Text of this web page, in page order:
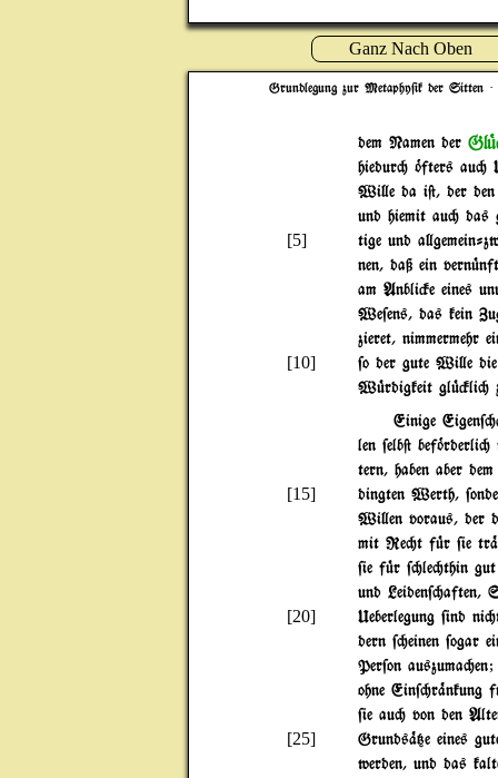
Ganz Nach Oben
Grundlegung zur Metaphy$ik der Sitten·
dem Namen der
hiedur" ~fters au"
Wi}e da i@, der
und hiemit au" das
[5]
tige und a}gemein-
nen, daß ein
am Anbli#e eines
We$ens, das kein
zieret, nimmermehr
[10]
$o der gute Wi}e
W|rdigkeit gl|#li"
Einige
len $elb@
tern, haben aber
[15]
dingten Werth,
Wi}en voraus, der
mit Re"t f|r $ie
$ie f|r $"le"thin gut
und Leiden$"aften,
[20]
Ueberlegung $ind
dern $"einen $ogar
Per$on
ohne Ein$"r%nkung
$ie au" von den
[25]
Grunds%{e eines
werden, und das